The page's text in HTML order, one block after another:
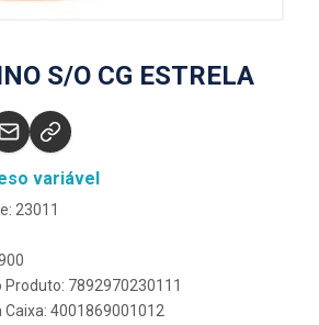
S/O CG ESTRELA
variável
23011
Produto: 7892970230111
Caixa: 4001869001012